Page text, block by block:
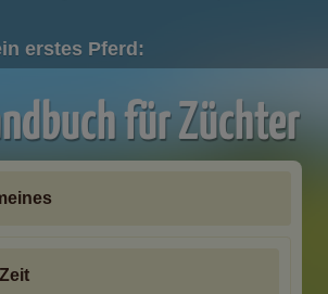
erstes Pferd:
für Züchter